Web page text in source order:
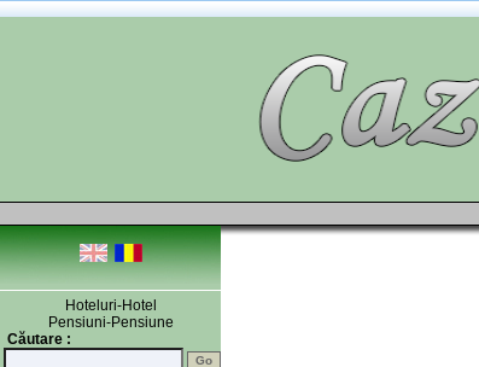
Hoteluri-Hotel
Pensiuni-Pensiune
Căutare :